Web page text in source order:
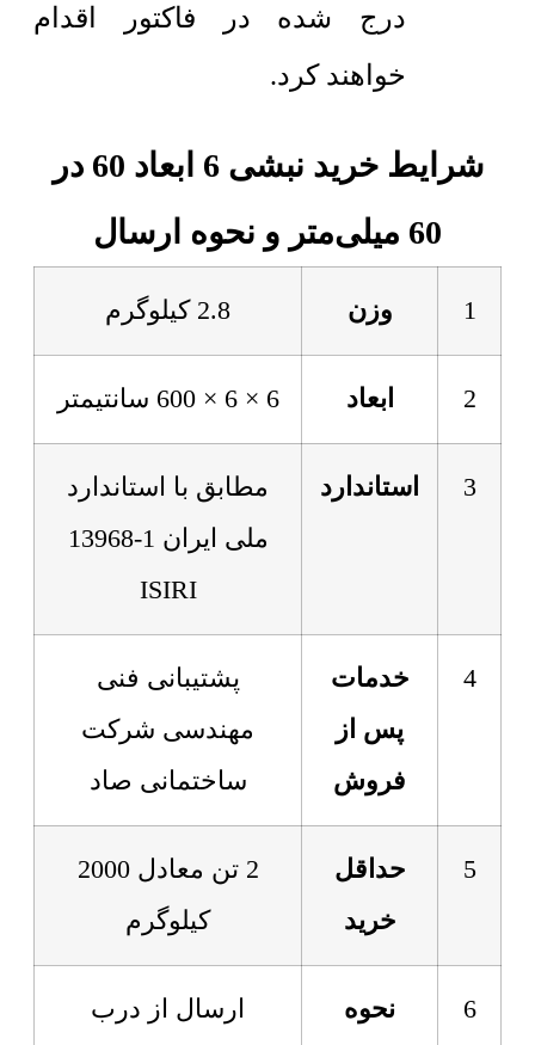
درج شده در فاکتور اقدام
خواهند کرد.
شرایط خرید نبشی 6 ابعاد 60 در
60 میلی‌متر و نحوه ارسال
1 وزن 2.8 کیلوگرم
2 ابعاد 6 × 6 × 600 سانتیمتر
3 استاندارد
مطابق با استاندارد
ملی ایران 1-13968
ISIRI
4
خدمات
پس از
فروش
پشتیبانی فنی
مهندسی شرکت
ساختمانی صاد
5
حداقل
خرید
2 تن معادل 2000
کیلوگرم
6
نحوه
ارسال از درب